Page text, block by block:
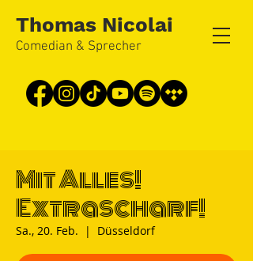
Thomas Nicolai
Comedian & Sprecher
Mit Alles!
Extrascharf!
Sa., 20. Feb.
  |
Düsseldorf